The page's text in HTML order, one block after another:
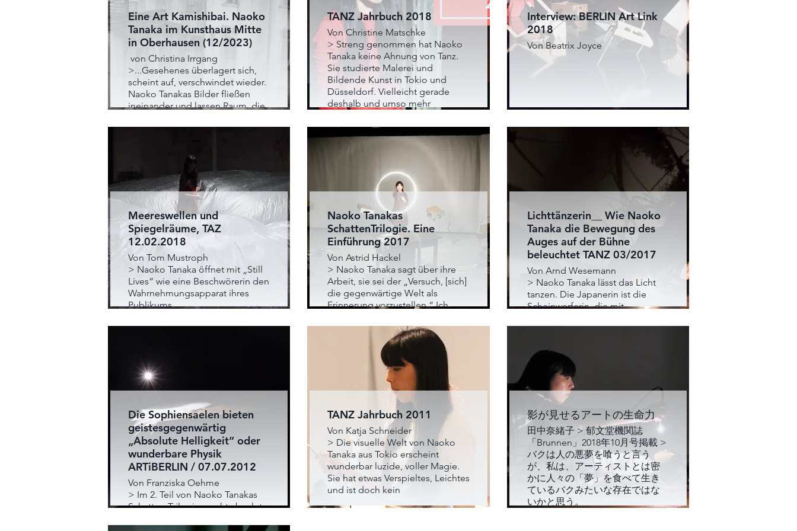
Eine Art Kamishibai. Naoko
Tanaka im Kunsthaus Mitte
in Oberhausen (12/2023)
von Christina Irrgang
>...Gesehenes überlagert sich,
scheint auf, verschwindet wieder.
Naoko Tanakas Bilder fließen
ineinander und lassen Raum, die
Gesehene zu integrieren, sich
eine schattenwerfende
Erinnerung oder ein projektives
Licht der Fantasie.
TANZ Jahrbuch 2018
Von Christine Matschke
> Streng genommen hat Naoko
Tanaka keine Ahnung von Tanz.
Sie studierte Malerei und
Bildende Kunst in Tokio und
Düsseldorf. Vielleicht gerade
deshalb und umso mehr
Inspiration durch das flüchtige
Medium, die sie seit 2011 auf
faszinierende Weise in installative
ihre Definition von Choreografie
so simple wie magisch:
Interview: BERLIN Art Link
2018
Von Beatrix Joyce
Meereswellen und
Spiegelräume, TAZ
12.02.2018
Von Tom Mustroph
> Naoko Tanaka öffnet mit „Still
Lives“ wie eine Beschwörerin den
Wahrnehmungsapparat ihres
Publikums
Naoko Tanakas
SchattenTrilogie. Eine
Einführung 2017
Von Astrid Hackel
> Naoko Tanaka sagt über ihre
Arbeit, sie sei der „Versuch, [sich]
die gegenwärtige Welt als
Erinnerung vorzustellen.“ Ich
Schlüssel zum Verständnis – oder
vielmehr zur Wirkung ihrer
atmosphärisch dichten und
Lichttänzerin__ Wie Naoko
Tanaka die Bewegung des
Auges auf der Bühne
beleuchtet TANZ 03/2017
Von Arnd Wesemann
> Naoko Tanaka lässt das Licht
tanzen. Die Japanerin ist die
Scheinwerferin, die mit
Raum ins Wanken bringt.
Die Sophiensaelen bieten
geistesgegenwärtig
„Absolute Helligkeit“ oder
wunderbare Physik
ARTiBERLIN / 07.07.2012
Von Franziska Oehme
> Im 2. Teil von Naoko Tanakas
Schatten-Trilogie macht absolute
TANZ Jahrbuch 2011
Von Katja Schneider
> Die visuelle Welt von Naoko
Tanaka aus Tokio erscheint
wunderbar luzide, voller Magie.
Sie hat etwas Verspieltes, Leichtes
und ist doch kein
影が見せるアートの生命力
田中奈緒子 > 郁文堂機関誌
「Brunnen」2018年10月号掲載 >
バクは人の悪夢を喰うと言う
が、私は、アーティストとは密
かに人々の「夢」を食べて生き
ているバクみたいな存在ではな
いかと思う。